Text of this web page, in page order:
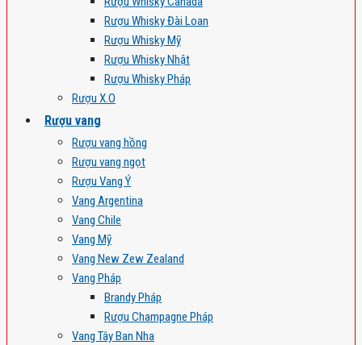
Rượu Whisky Đài Loan
Rượu Whisky Mỹ
Rượu Whisky Nhật
Rượu Whisky Pháp
Rượu X.O
Rượu vang
Rượu vang hồng
Rượu vang ngọt
Rượu Vang Ý
Vang Argentina
Vang Chile
Vang Mỹ
Vang New Zew Zealand
Vang Pháp
Brandy Pháp
Rượu Champagne Pháp
Vang Tây Ban Nha